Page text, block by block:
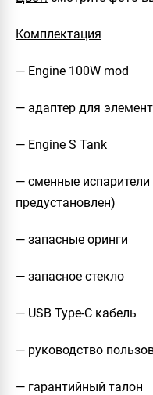
Комплектация
— Engine 100W mod
— адаптер для
— Engine S Tank
— сменные
предустановлен)
— запасные оринги
— запасное стекло
— USB Type-C кабель
— руководство
— гарантийный талон